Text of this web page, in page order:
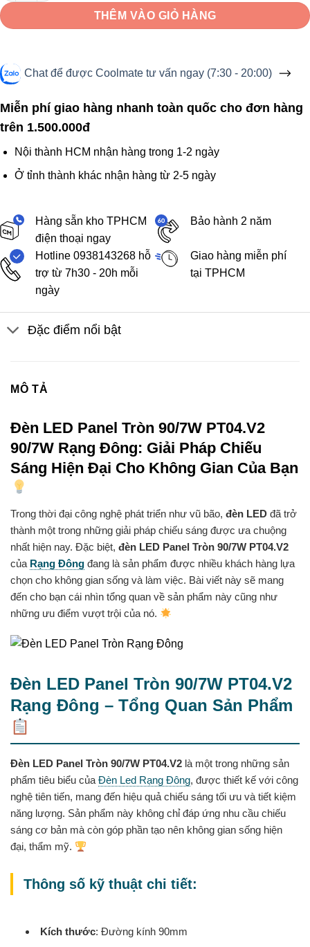
THÊM VÀO GIỎ HÀNG
Chat để được Coolmate tư vấn ngay (7:30 - 20:00)
Miễn phí giao hàng nhanh toàn quốc cho đơn hàng
trên 1.500.000đ
Nội thành HCM nhận hàng trong 1-2 ngày
Ở tỉnh thành khác nhận hàng từ 2-5 ngày
Hàng sẵn kho TPHCM
điện thoại ngay
Bảo hành 2 năm
Hotline 0938143268 hỗ
trợ từ 7h30 - 20h mỗi
ngày
Giao hàng miễn phí
tại TPHCM
Đặc điểm nổi bật
MÔ TẢ
Đèn LED Panel Tròn 90/7W PT04.V2
90/7W Rạng Đông: Giải Pháp Chiếu
Sáng Hiện Đại Cho Không Gian Của Bạn
Trong thời đại công nghệ phát triển như vũ bão, đèn LED đã trở
thành một trong những giải pháp chiếu sáng được ưa chuộng
nhất hiện nay. Đặc biệt, đèn LED Panel Tròn 90/7W PT04.V2
của Rạng Đông đang là sản phẩm được nhiều khách hàng lựa
chọn cho không gian sống và làm việc. Bài viết này sẽ mang
đến cho bạn cái nhìn tổng quan về sản phẩm này cũng như
những ưu điểm vượt trội của nó.
Đèn LED Panel Tròn 90/7W PT04.V2
Rạng Đông – Tổng Quan Sản Phẩm
Đèn LED Panel Tròn 90/7W PT04.V2 là một trong những sản
phẩm tiêu biểu củaĐèn Led Rạng Đông, được thiết kế với công
nghệ tiên tiến, mang đến hiệu quả chiếu sáng tối ưu và tiết kiệm
năng lượng. Sản phẩm này không chỉ đáp ứng nhu cầu chiếu
sáng cơ bản mà còn góp phần tạo nên không gian sống hiện
đại, thẩm mỹ.
Thông số kỹ thuật chi tiết:
Kích thước: Đường kính 90mm